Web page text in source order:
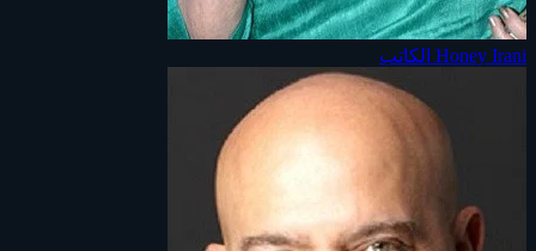
Honey Irani الكاتب